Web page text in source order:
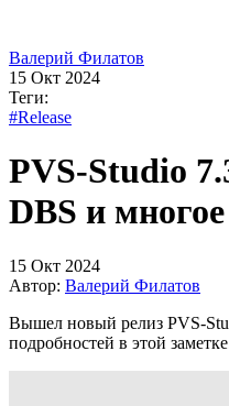
Валерий Филатов
15 Окт 2024
Теги:
#Release
PVS-Studio
DBS и
15 Окт 2024
Автор: Валерий Филатов
Вышел новый релиз PVS-
подробностей в этой